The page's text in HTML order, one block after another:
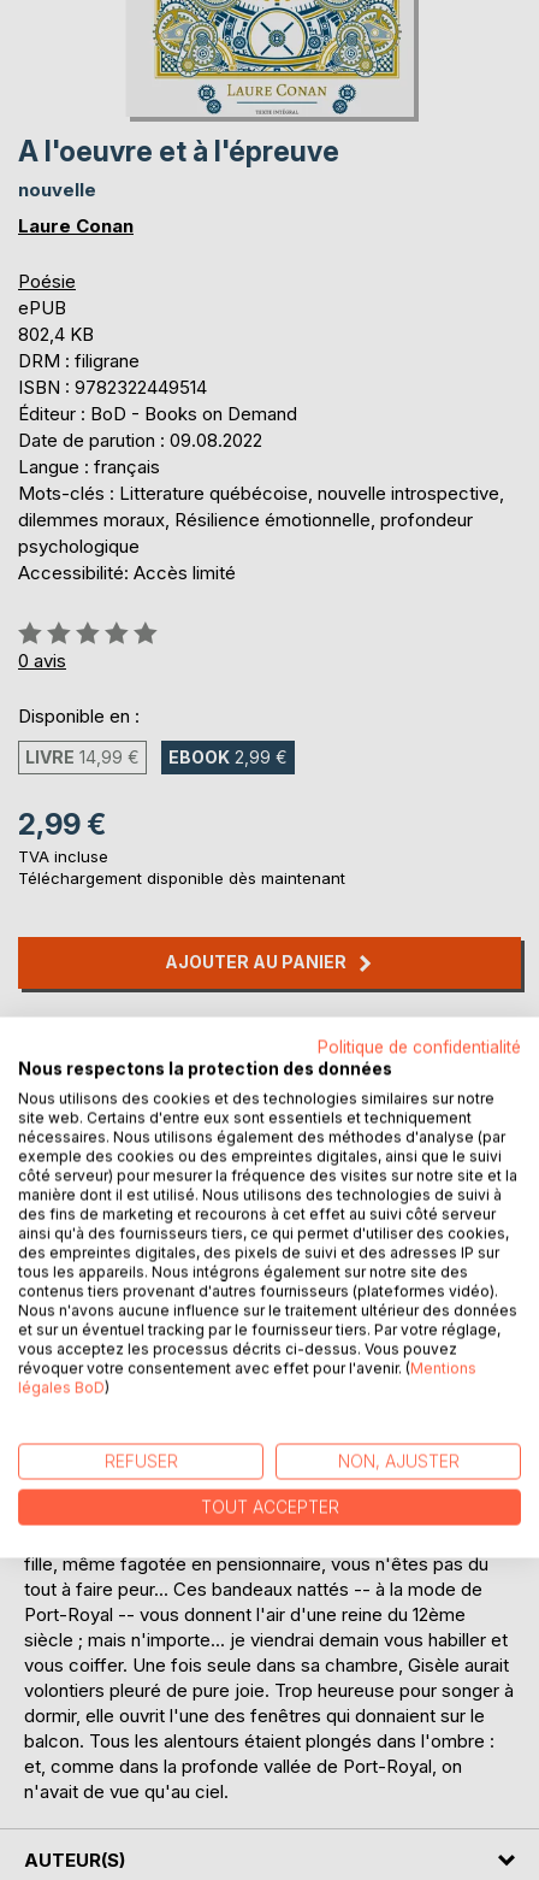
A l'oeuvre et à l'épreuve
nouvelle
Laure Conan
Poésie
ePUB
802,4 KB
DRM : filigrane
ISBN : 9782322449514
Éditeur : BoD - Books on Demand
Date de parution : 09.08.2022
Langue : français
Mots-clés : Litterature québécoise, nouvelle introspective,
dilemmes moraux, Résilience émotionnelle, profondeur
psychologique
Accessibilité: Accès limité
Évaluation:
0%
0 avis
Disponible en :
LIVRE 14,99 € EBOOK 2,99 €
2,99 €
TVA incluse
Téléchargement disponible dès maintenant
AJOUTER AU PANIER
Laisser un avis
DESCRIPTION
Marie-Louise Félicité Angers, dite Laure Conan, née à La
Malbaie (Canada-Est, aujourd'hui le Québec) le 9 janvier
1845, décédée le 6 juin 1924 à l'Hôtel-Dieu de Québec, est
une écrivaine canadienne-française. En 1862, elle fait la
Tremblay qui lui fait une cour assidue. Leur rupture, en
1868, met un terme à sa vie publique. Elle s'isole dans sa
vaste demeure et remet en cause les conventions
sociales, puis décide de se consacrer à l'écriture. Extrait :
fille, même fagotée en pensionnaire, vous n'êtes pas du
tout à faire peur... Ces bandeaux nattés -- à la mode de
Port-Royal -- vous donnent l'air d'une reine du 12ème
siècle ; mais n'importe... je viendrai demain vous habiller et
vous coiffer. Une fois seule dans sa chambre, Gisèle aurait
volontiers pleuré de pure joie. Trop heureuse pour songer à
dormir, elle ouvrit l'une des fenêtres qui donnaient sur le
balcon. Tous les alentours étaient plongés dans l'ombre :
et, comme dans la profonde vallée de Port-Royal, on
n'avait de vue qu'au ciel.
AUTEUR(S)
Politique de confidentialité
Nous respectons la protection des données
Nous utilisons des cookies et des technologies similaires sur notre
site web. Certains d'entre eux sont essentiels et techniquement
nécessaires. Nous utilisons également des méthodes d'analyse (par
exemple des cookies ou des empreintes digitales, ainsi que le suivi
côté serveur) pour mesurer la fréquence des visites sur notre site et la
manière dont il est utilisé. Nous utilisons des technologies de suivi à
des fins de marketing et recourons à cet effet au suivi côté serveur
ainsi qu'à des fournisseurs tiers, ce qui permet d'utiliser des cookies,
des empreintes digitales, des pixels de suivi et des adresses IP sur
tous les appareils. Nous intégrons également sur notre site des
contenus tiers provenant d'autres fournisseurs (plateformes vidéo).
Nous n'avons aucune influence sur le traitement ultérieur des données
et sur un éventuel tracking par le fournisseur tiers. Par votre réglage,
vous acceptez les processus décrits ci-dessus. Vous pouvez
révoquer votre consentement avec effet pour l'avenir. (Mentions
légales BoD)
REFUSER NON, AJUSTER
TOUT ACCEPTER